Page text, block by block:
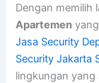
Dengan memilih
Apartemen
Jasa Security
Security Jakarta
lingkungan yang